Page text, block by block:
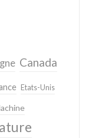
Canada
Etats-Unis